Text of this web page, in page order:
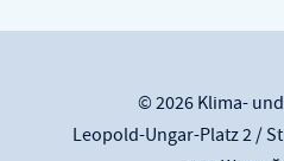
© 2026 Klima-
Leopold-Ungar-Platz 2 /